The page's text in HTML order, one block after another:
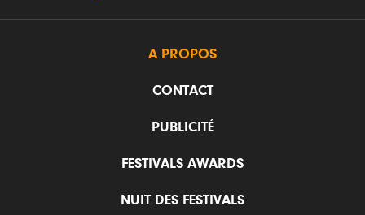
A PROPOS
CONTACT
PUBLICITÉ
FESTIVALS AWARDS
NUIT DES FESTIVALS